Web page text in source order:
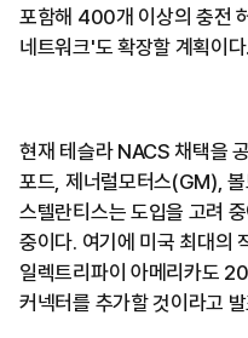
포함해 400개 이상의 충전
네트워크'도 확장할 계획이다.
현재 테슬라 NACS 채택을
포드, 제너럴모터스(GM),
스텔란티스는 도입을 고려
중이다. 여기에 미국 최대의
일렉트리파이 아메리카도
커넥터를 추가할 것이라고